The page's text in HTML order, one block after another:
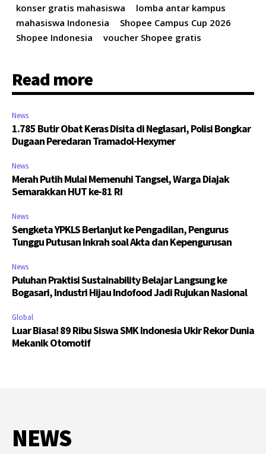
konser gratis mahasiswa
lomba antar kampus
mahasiswa Indonesia
Shopee Campus Cup 2026
Shopee Indonesia
voucher Shopee gratis
Read more
News
1.785 Butir Obat Keras Disita di Neglasari, Polisi Bongkar
Dugaan Peredaran Tramadol-Hexymer
News
Merah Putih Mulai Memenuhi Tangsel, Warga Diajak
Semarakkan HUT ke-81 RI
News
Sengketa YPKLS Berlanjut ke Pengadilan, Pengurus
Tunggu Putusan Inkrah soal Akta dan Kepengurusan
News
Puluhan Praktisi Sustainability Belajar Langsung ke
Bogasari, Industri Hijau Indofood Jadi Rujukan Nasional
Global
Luar Biasa! 89 Ribu Siswa SMK Indonesia Ukir Rekor Dunia
Mekanik Otomotif
NEWS